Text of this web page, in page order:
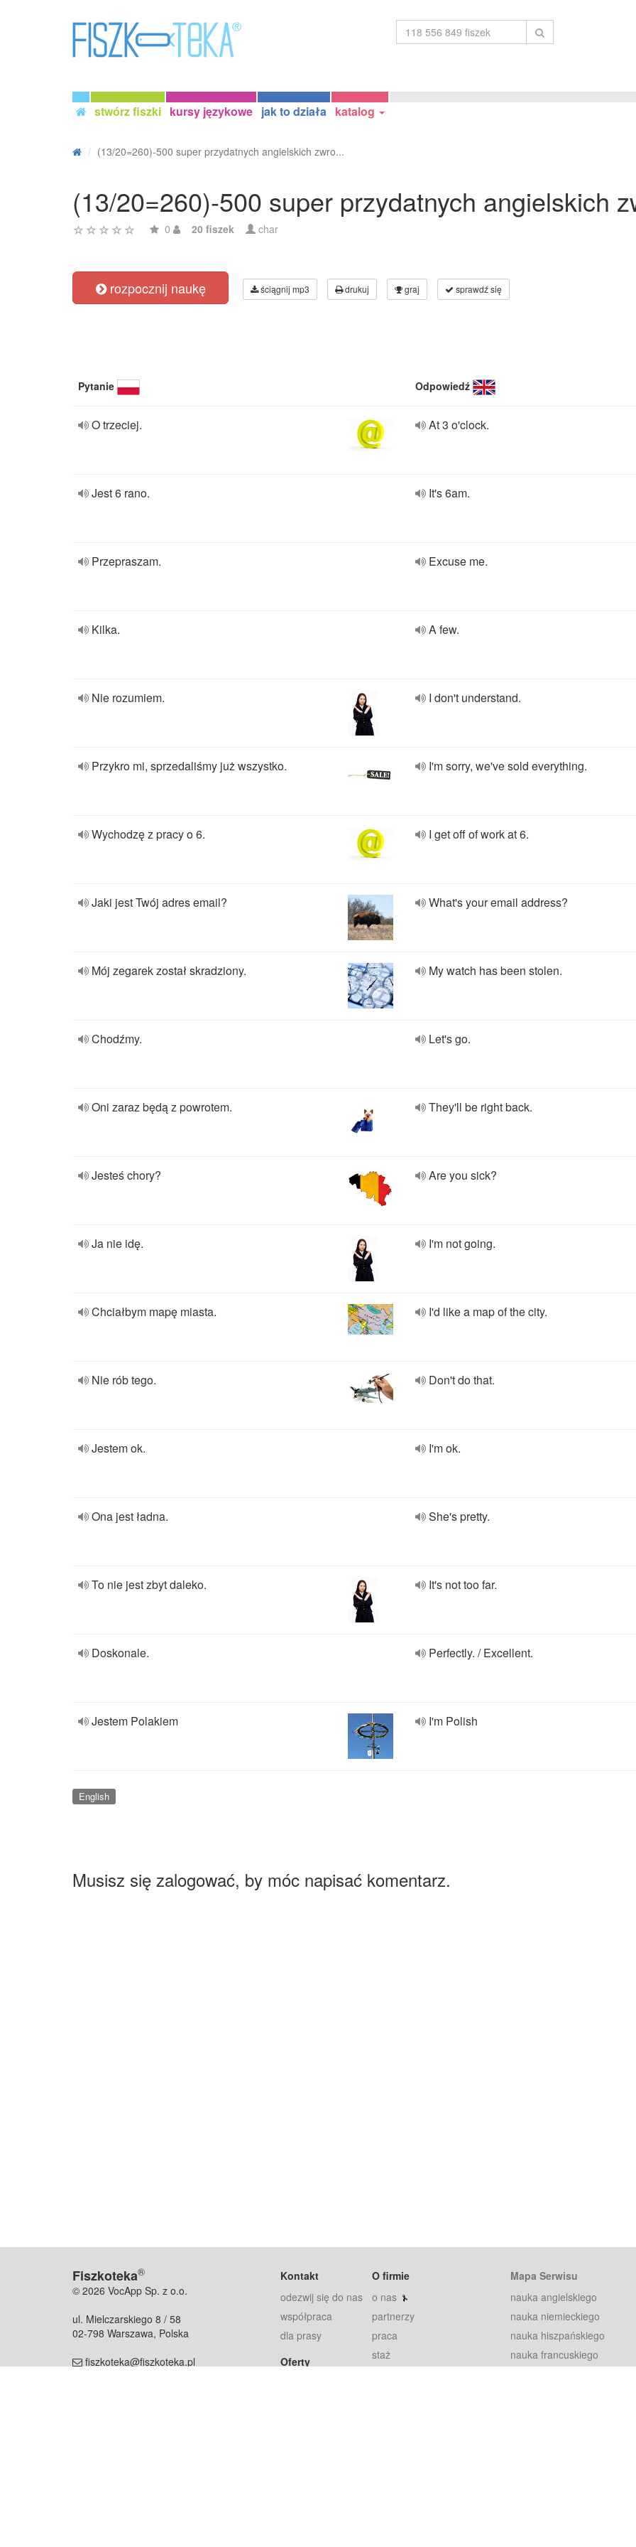
stwórz fiszki kursy językowe jak to działa katalog
(13/20=260)-500 super przydatnych angielskich zwro...
(13/20=260)-500 super przydatnych angielskich
0 20 fiszek char
rozpocznij naukę ściągnij mp3 drukuj graj sprawdź się
Pytanie Odpowiedź
O trzeciej. At 3 o'clock.
Jest 6 rano. It's 6am.
Przepraszam. Excuse me.
Kilka. A few.
Nie rozumiem. I don't understand.
Przykro mi, sprzedaliśmy już wszystko. I'm sorry, we've sold everything.
Wychodzę z pracy o 6. I get off of work at 6.
Jaki jest Twój adres email? What's your email address?
Mój zegarek został skradziony. My watch has been stolen.
Chodźmy. Let's go.
Oni zaraz będą z powrotem. They'll be right back.
Jesteś chory? Are you sick?
Ja nie idę. I'm not going.
Chciałbym mapę miasta. I'd like a map of the city.
Nie rób tego. Don't do that.
Jestem ok. I'm ok.
Ona jest ładna. She's pretty.
To nie jest zbyt daleko. It's not too far.
Doskonale. Perfectly. / Excellent.
Jestem Polakiem I'm Polish
English
Musisz się zalogować, by móc napisać komentarz.
Fiszkoteka®
© 2026 VocApp Sp. z o.o.
ul. Mielczarskiego 8 / 58
02-798 Warszawa, Polska
fiszkoteka@fiszkoteka.pl
Kontakt
odezwij się do nas
współpraca
dla prasy
Oferty
O firmie
o nas
partnerzy
praca
staż
Mapa Serwisu
nauka angielskiego
nauka niemieckiego
nauka hiszpańskiego
nauka francuskiego